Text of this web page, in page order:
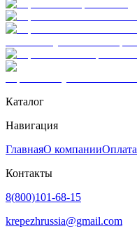
Каталог
Навигация
ГлавнаяО компанииОплата
Контакты
8(800)101-68-15
krepezhrussia@gmail.com